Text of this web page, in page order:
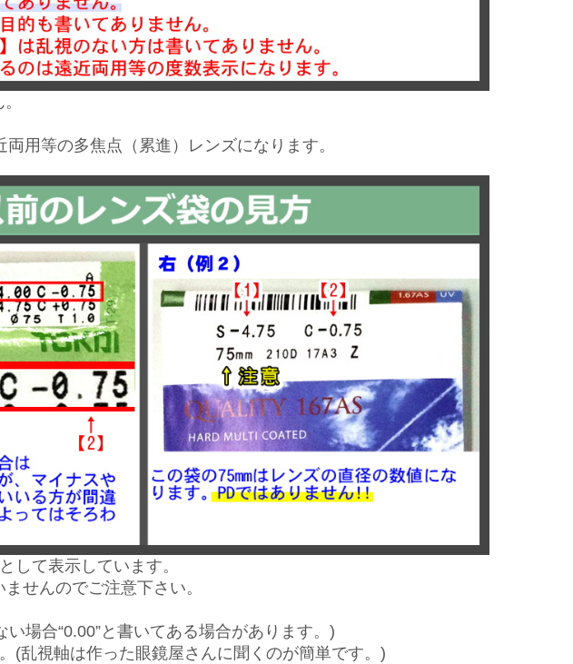
用等の多焦点（累進）レンズになります。
して表示しています。
せんのでご注意下さい。
い場合“0.00”と書いてある場合があります。)
(乱視軸は作った眼鏡屋さんに聞くのが簡単です。)